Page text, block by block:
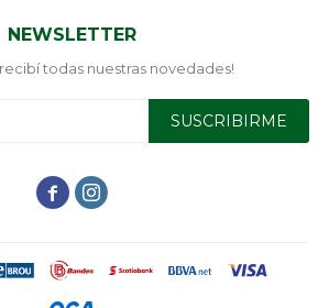
NEWSLETTER
todas nuestras novedades!
SUSCRIBIRME
 